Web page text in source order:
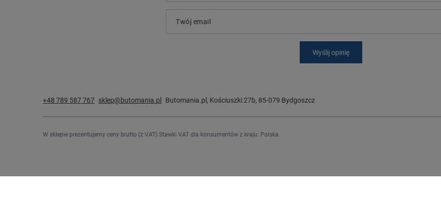
Twój email
Wyślij opinię
+48 789 587 767 sklep@butomania.pl Butomania.pl , Kościuszki 27b, 85-079 Bydgoszcz
W sklepie prezentujemy ceny brutto (z VAT). Stawki VAT dla konsumentów z kraju: Polska